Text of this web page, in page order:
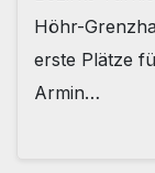
Höhr-
erste Plätze
Armin…